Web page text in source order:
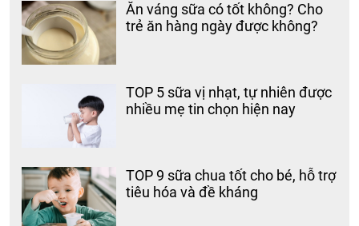
Ăn váng sữa có tốt không? Cho
trẻ ăn hàng ngày được không?
TOP 5 sữa vị nhạt, tự nhiên được
nhiều mẹ tin chọn hiện nay
TOP 9 sữa chua tốt cho bé, hỗ trợ
tiêu hóa và đề kháng